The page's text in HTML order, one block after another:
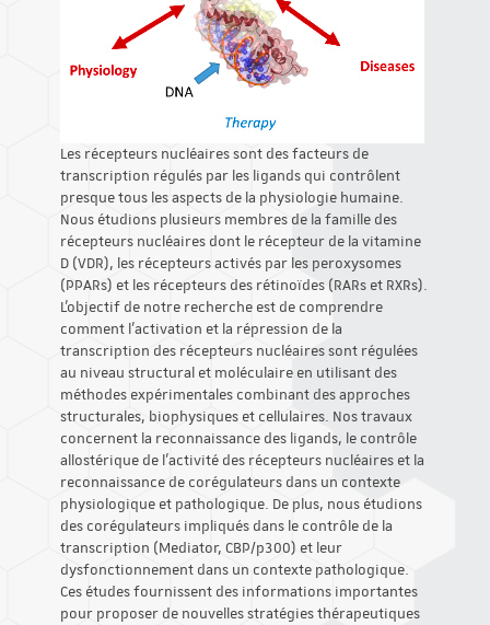
Les récepteurs nucléaires sont des facteurs de
transcription régulés par les ligands qui contrôlent
presque tous les aspects de la physiologie humaine.
Nous étudions plusieurs membres de la famille des
récepteurs nucléaires dont le récepteur de la vitamine
D (VDR), les récepteurs activés par les peroxysomes
(PPARs) et les récepteurs des rétinoïdes (RARs et RXRs).
L'objectif de notre recherche est de comprendre
comment l'activation et la répression de la
transcription des récepteurs nucléaires sont régulées
au niveau structural et moléculaire en utilisant des
méthodes expérimentales combinant des approches
structurales, biophysiques et cellulaires. Nos travaux
concernent la reconnaissance des ligands, le contrôle
allostérique de l’activité des récepteurs nucléaires et la
reconnaissance de corégulateurs dans un contexte
physiologique et pathologique. De plus, nous étudions
des corégulateurs impliqués dans le contrôle de la
transcription (Mediator, CBP/p300) et leur
dysfonctionnement dans un contexte pathologique.
Ces études fournissent des informations importantes
pour proposer de nouvelles stratégies thérapeutiques